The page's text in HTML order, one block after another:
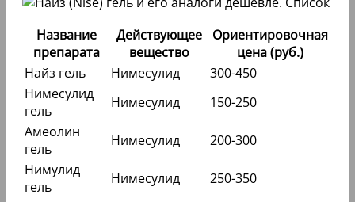
Название
препарата
Действующее
вещество
Ориентировочная
цена (руб.)
Найз гель
Нимесулид
300-450
Нимесулид
гель
Нимесулид
150-250
Амеолин
гель
Нимесулид
200-300
Нимулид
гель
Нимесулид
250-350